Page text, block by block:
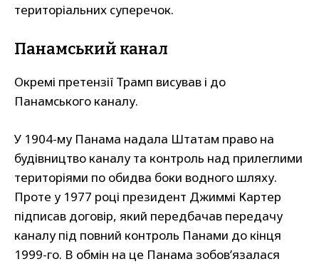
територіальних суперечок.
Панамський канал
Окремі претензії Трамп висував і до
Панамського каналу.
У 1904-му Панама надала Штатам право на
будівництво каналу та контроль над прилеглими
територіями по обидва боки водного шляху.
Проте у 1977 році президент Джиммі Картер
підписав договір, який передбачав передачу
каналу під повний контроль Панами до кінця
1999-го. В обмін на це Панама зобов’язалася